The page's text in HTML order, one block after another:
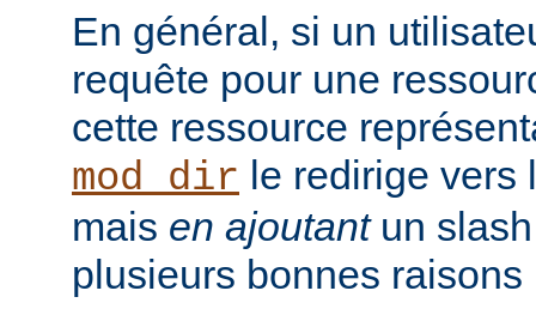
En général, si un
requête pour une
cette ressource
mod_dir le redirige vers
mais en ajoutantun slash
plusieurs bonnes raisons